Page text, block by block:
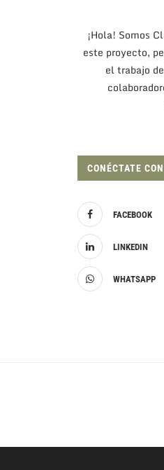
¡Hola! Somos
este proyecto,
el trabajo
CONÉCTATE
FACEBOOK
LINKEDIN
WHATSAPP